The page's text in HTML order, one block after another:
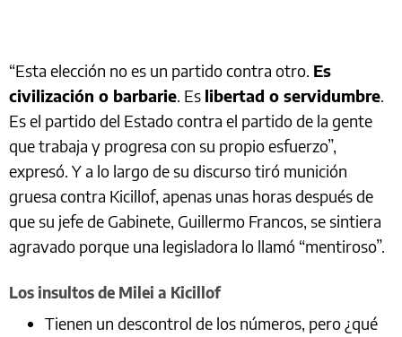
“Esta elección no es un partido contra otro. Es
civilización o barbarie. Es libertad o servidumbre.
Es el partido del Estado contra el partido de la gente
que trabaja y progresa con su propio esfuerzo”,
expresó. Y a lo largo de su discurso tiró munición
gruesa contra Kicillof, apenas unas horas después de
que su jefe de Gabinete, Guillermo Francos, se sintiera
agravado porque una legisladora lo llamó “mentiroso”.
Los insultos de Milei a Kicillof
Tienen un descontrol de los números, pero ¿qué